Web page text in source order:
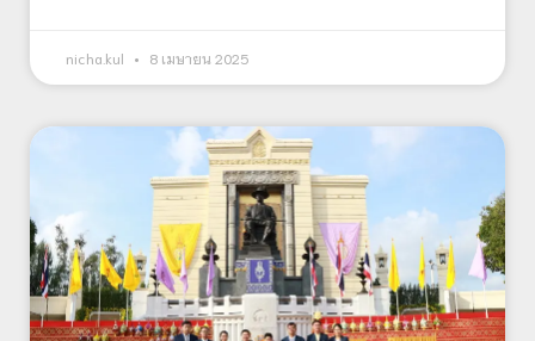
nicha.kul 8 เมษายน 2025